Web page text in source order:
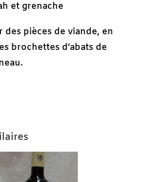
et grenache
des pièces de viande, en
brochettes d’abats de